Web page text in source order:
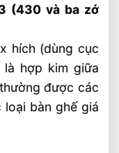
(430 và ba zớ
hích (dùng cục
là hợp kim giữa
được các
bàn ghế giá